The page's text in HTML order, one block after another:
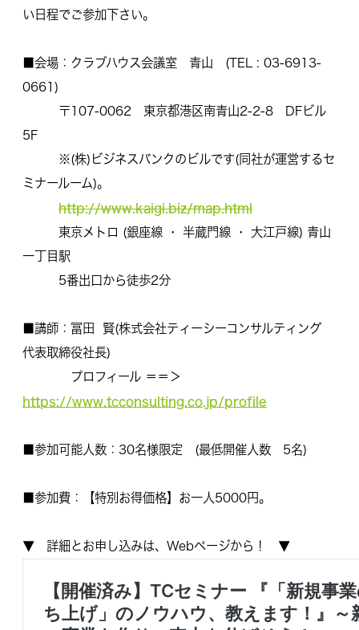
い日程でご参加下さい。
■会場：クラブハウス会議室 青山 (TEL : 03-6913-
0661)
〒107-0062 東京都港区南青山2-2-8 DFビル
5F
※(株)ビジネスバンクのビルです(同社が運営するセ
ミナールーム)。
http://www.kaigi.biz/map.html
東京メトロ (銀座線 ・ 半蔵門線 ・ 大江戸線) 青山
一丁目駅
5番出口から徒歩2分
■講師：冨田 賢(株式会社ティーシーコンサルティング
代表取締役社長)
プロフィール ＝＝＞
https://www.tcconsulting.co.jp/profile
■参加可能人数：30名様限定 (最低開催人数 5名)
■参加費：【特別お得価格】お一人5000円。
▼ 詳細とお申し込みは、Webページから！ ▼